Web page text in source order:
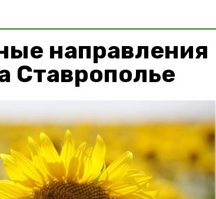
направления
Ставрополье